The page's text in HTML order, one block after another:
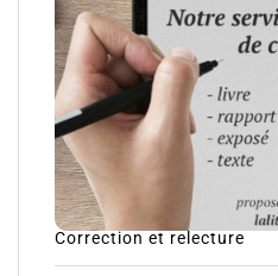
Correction et relecture